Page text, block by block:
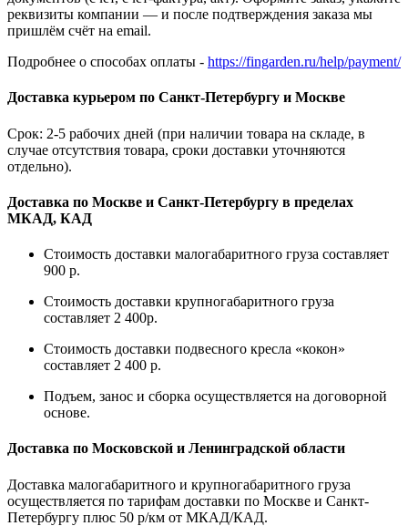
реквизиты компании — и после подтверждения заказа мы
пришлём счёт на email.
Подробнее о способах оплаты - https://fingarden.ru/help/payment/
Доставка курьером по Санкт-Петербургу и Москве
Срок: 2-5 рабочих дней (при наличии товара на складе, в
случае отсутствия товара, сроки доставки уточняются
отдельно).
Доставка по Москве и Санкт-Петербургу в пределах
МКАД, КАД
Стоимость доставки малогабаритного груза составляет
900 р.
Стоимость доставки крупногабаритного груза
составляет 2 400р.
Стоимость доставки подвесного кресла «кокон»
составляет 2 400 р.
Подъем, занос и сборка осуществляется на договорной
основе.
Доставка по Московской и Ленинградской области
Доставка малогабаритного и крупногабаритного груза
осуществляется по тарифам доставки по Москве и Санкт-
Петербургу плюс 50 р/км от МКАД/КАД.